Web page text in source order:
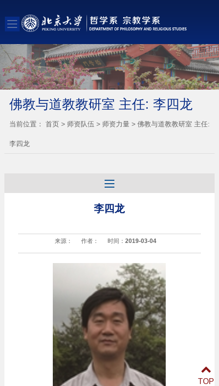
佛教与道教教研室 主任: 李四龙
当前位置： 首页> 师资队伍 > 师资力量> 佛教与道教教研室 主任:
李四龙
李四龙
来源： 作者： 时间：2019-03-04
TOP